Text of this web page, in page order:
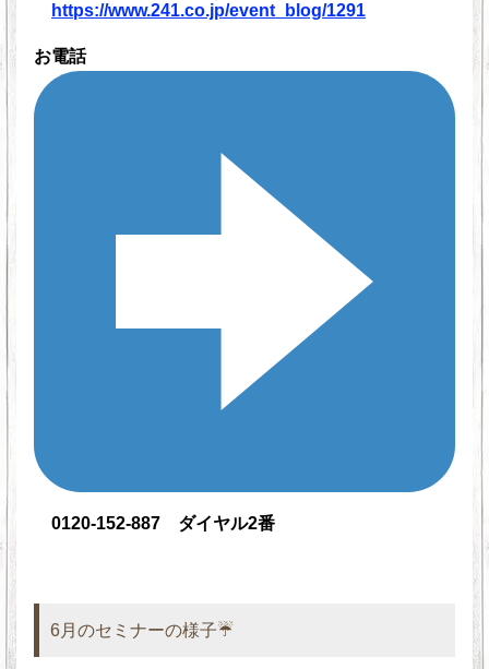
https://www.241.co.jp/event_blog/1291
お電話
0120-152-887 ダイヤル2番
6月のセミナーの様子☔